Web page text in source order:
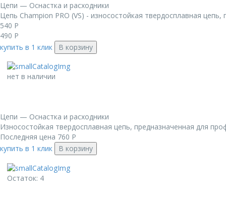
Цепи — Оснастка и расходники
Цепь Champion PRO (VS) - износостойкая твердосплавная
540 Р
490 Р
купить в 1 клик
В корзину
нет в наличии
Цепи — Оснастка и расходники
Износостойкая твердосплавная цепь, предназначенная для
Последняя цена 760 Р
купить в 1 клик
В корзину
Остаток: 4